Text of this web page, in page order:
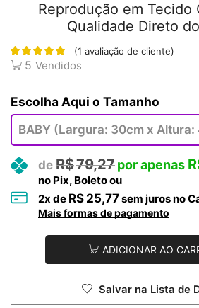
Reprodução em Tecido
Qualidade Direto
(1 avaliação de cliente)
5 Vendidos
Tamanho
R$79,27
no Pix, Boleto ou
2x de R$ 25,77sem juros no
Mais formas de pagamento
ADICIONAR AO
Salvar na Lista de